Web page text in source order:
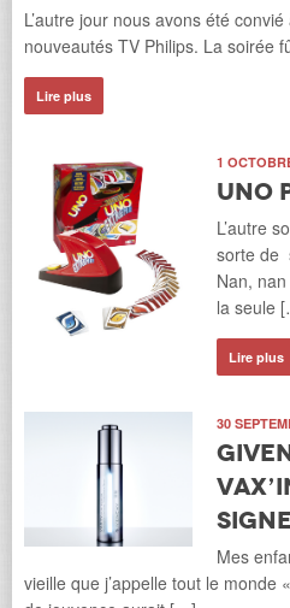
L’autre jour nous avons été
nouveautés TV Philips. La soirée
Lire plus
1
Uno
L’autre
sorte de
Nan,
la seule
Lire plus
30
Mes
vieille que j’appelle tout le monde